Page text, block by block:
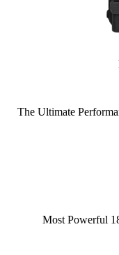
The Ultimate
Most Powerful